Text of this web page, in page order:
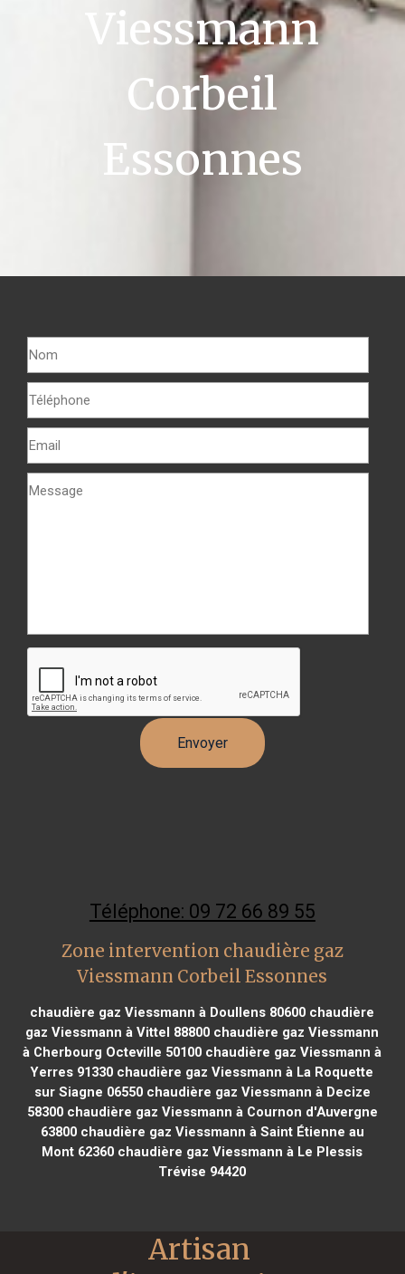
Viessmann
Corbeil
Essonnes
Téléphone: 09 72 66 89 55
Zone intervention chaudière gaz
Viessmann Corbeil Essonnes
chaudière gaz Viessmann à Doullens 80600 chaudière
gaz Viessmann à Vittel 88800 chaudière gaz Viessmann
à Cherbourg Octeville 50100 chaudière gaz Viessmann à
Yerres 91330 chaudière gaz Viessmann à La Roquette
sur Siagne 06550chaudière gaz Viessmann à Decize
58300chaudière gaz Viessmann à Cournon d'Auvergne
63800chaudière gaz Viessmann à Saint Étienne au
Mont 62360 chaudière gaz Viessmann à Le Plessis
Trévise 94420
Artisan